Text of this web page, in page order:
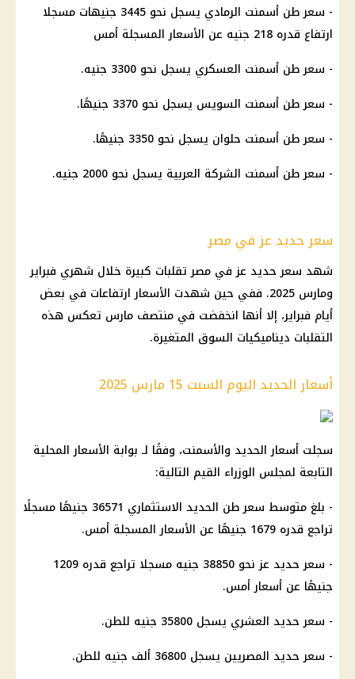
- سعر طن أسمنت الرمادي يسجل نحو 3445 جنيهات مسجلا
ارتفاع قدره 218 جنيه عن الأسعار المسجلة أمس
- سعر طن أسمنت العسكري يسجل نحو 3300 جنيه.
- سعر طن أسمنت السويس يسجل نحو 3370 جنيهًا.
- سعر طن أسمنت حلوان يسجل نحو 3350 جنيهًا.
- سعر طن أسمنت الشركة العربية يسجل نحو 2000 جنيه.
سعر حديد عز في مصر
شهد سعر حديد عز في مصر تقلبات كبيرة خلال شهري فبراير
ومارس 2025. ففي حين شهدت الأسعار ارتفاعات في بعض
أيام فبراير، إلا أنها انخفضت في منتصف مارس تعكس هذه
التقلبات ديناميكيات السوق المتغيرة.
أسعار الحديد اليوم السبت 15 مارس 2025
سجلت أسعار الحديد والأسمنت، وفقًا لـ بوابة الأسعار المحلية
التابعة لمجلس الوزراء القيم التالية:
- بلغ متوسط سعر طن الحديد الاستثماري 36571 جنيهًا مسجلًا
تراجع قدره 1679 جنيهًا عن الأسعار المسجلة أمس.
- سعر حديد عز نحو 38850 جنيه مسجلا تراجع قدره 1209
جنيهًا عن أسعار أمس.
- سعر حديد العشري يسجل 35800 جنيه للطن.
- سعر حديد المصريين يسجل 36800 ألف جنيه للطن.